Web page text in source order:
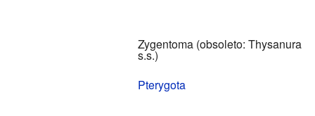
Zygentoma (obsoleto: Thysanura
s.s.)
Pterygota